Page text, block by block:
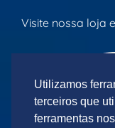
Visite nossa loja
Utilizamos
terceiros que
ferramentas